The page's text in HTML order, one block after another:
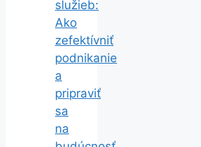
služieb:
Ako
zefektívniť
podnikanie
a
pripraviť
sa
na